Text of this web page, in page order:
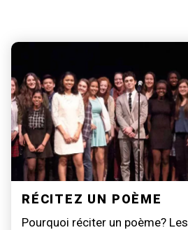
RÉCITEZ UN POÈME
Pourquoi réciter un poème? Les